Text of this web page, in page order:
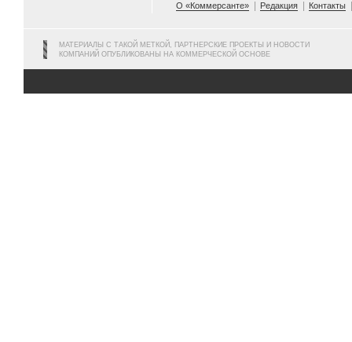
О «Коммерсанте»
Редакция Контакты
МАТЕРИАЛЫ С ТАКОЙ МЕТКОЙ, ПАРТНЕРСКИЕ ПРОЕКТЫ И НОВОСТИ
КОМПАНИЙ ОПУБЛИКОВАНЫ НА КОММЕРЧЕСКОЙ ОСНОВЕ